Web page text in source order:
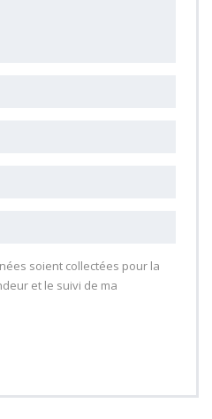
soient collectées pour la
et le suivi de ma